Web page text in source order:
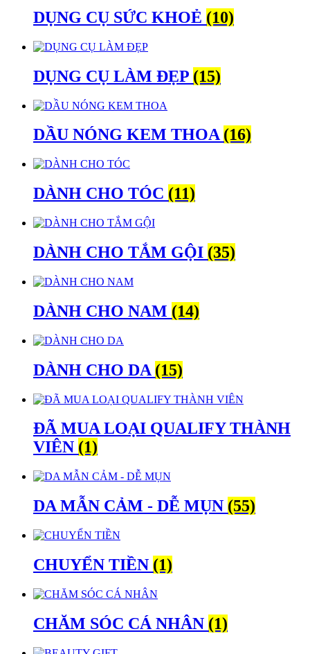
DỤNG CỤ SỨC KHOẺ (10)
DỤNG CỤ LÀM ĐẸP (15)
DẦU NÓNG KEM THOA(16)
DÀNH CHO TÓC (11)
DÀNH CHO TẮM GỘI (35)
DÀNH CHO NAM (14)
DÀNH CHO DA (15)
ĐÃ MUA LOẠI QUALIFY THÀNH
VIÊN (1)
DA MẪN CẢM - DỄ MỤN (55)
CHUYỂN TIỀN (1)
CHĂM SÓC CÁ NHÂN (1)